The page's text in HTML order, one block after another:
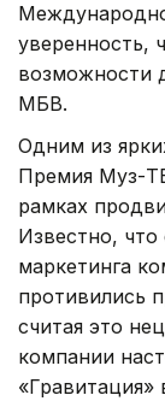
уверенность,
возможности
МБВ.
Одним из
Премия Муз-
рамках
Известно,
маркетинга
противились
считая это
компании
«Гравитация»